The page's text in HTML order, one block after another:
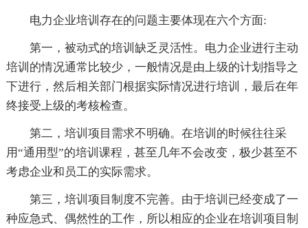
电力企业培训存在的问题主要体现在六个方面:
第一，被动式的培训缺乏灵活性。电力企业进行主动
培训的情况通常比较少，一般情况是由上级的计划指导之
下进行，然后相关部门根据实际情况进行培训，最后在年
终接受上级的考核检查。
第二，培训项目需求不明确。在培训的时候往往采
用“通用型”的培训课程，甚至几年不会改变，极少甚至不
考虑企业和员工的实际需求。
第三，培训项目制度不完善。由于培训已经变成了一
种应急式、偶然性的工作，所以相应的企业在培训项目制